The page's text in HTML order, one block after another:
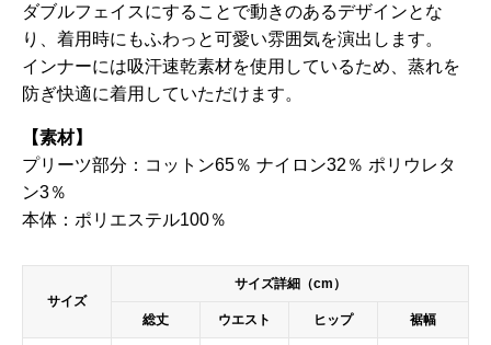
ダブルフェイスにすることで動きのあるデザインとな
り、着用時にもふわっと可愛い雰囲気を演出します。
インナーには吸汗速乾素材を使用しているため、蒸れを
防ぎ快適に着用していただけます。
【素材】
プリーツ部分：コットン65％ ナイロン32％ ポリウレタ
ン3％
本体：ポリエステル100％
サイズ
サイズ詳細（cm）
総丈 ウエスト ヒップ 裾幅